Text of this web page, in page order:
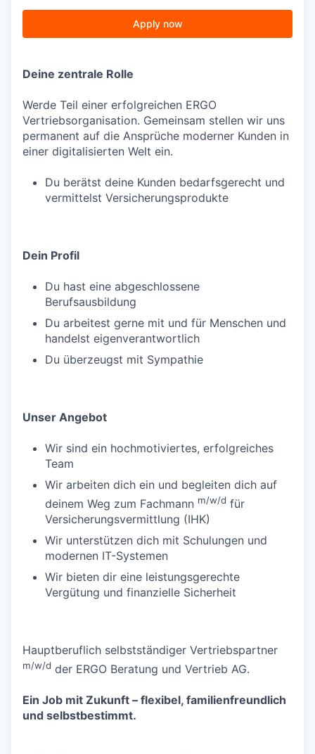
Apply now
Deine zentrale Rolle
Werde Teil einer erfolgreichen ERGO
Vertriebsorganisation. Gemeinsam stellen wir uns
permanent auf die Ansprüche moderner Kunden in
einer digitalisierten Welt ein.
Du berätst deine Kunden bedarfsgerecht und
vermittelst Versicherungsprodukte
Dein Profil
Du hast eine abgeschlossene
Berufsausbildung
Du arbeitest gerne mit und für Menschen und
handelst eigenverantwortlich
Du überzeugst mit Sympathie
Unser Angebot
Wir sind ein hochmotiviertes, erfolgreiches
Team
Wir arbeiten dich ein und begleiten dich auf
deinem Weg zum Fachmann m/w/d für
Versicherungsvermittlung (IHK)
Wir unterstützen dich mit Schulungen und
modernen IT-Systemen
Wir bieten dir eine leistungsgerechte
Vergütung und finanzielle Sicherheit
Hauptberuflich selbstständiger Vertriebspartner
m/w/d der ERGO Beratung und Vertrieb AG.
Ein Job mit Zukunft – flexibel, familienfreundlich
und selbstbestimmt.